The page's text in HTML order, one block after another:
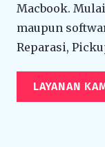
Macbook.
maupun
Reparasi,
LAYANAN